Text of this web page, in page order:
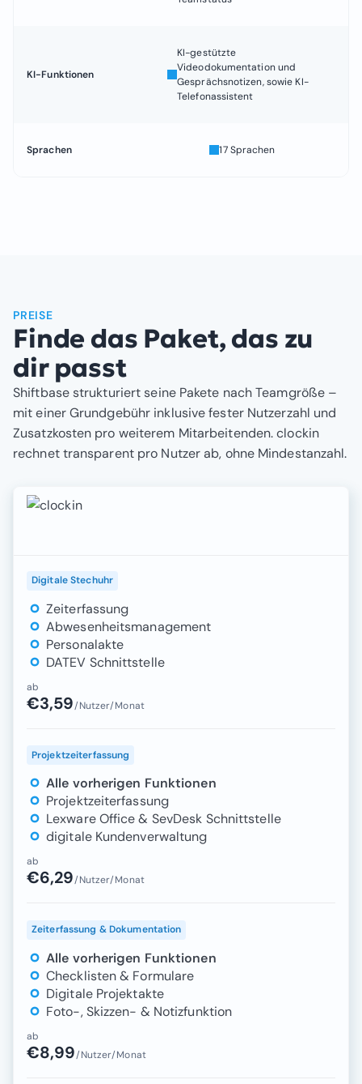
KI-Funktionen Ja
KI-gestützte
Videodokumentation und
Gesprächsnotizen, sowie KI-
Telefonassistent
Sprachen Ja
17 Sprachen
PREISE
Finde das Paket, das zu
dir passt
Shiftbase strukturiert seine Pakete nach Teamgröße –
mit einer Grundgebühr inklusive fester Nutzerzahl und
Zusatzkosten pro weiterem Mitarbeitenden. clockin
rechnet transparent pro Nutzer ab, ohne Mindestanzahl.
Preispakete clockin
Digitale Stechuhr
Zeiterfassung
Abwesenheitsmanagement
Personalakte
DATEV Schnittstelle
ab
€3,59/Nutzer/Monat
Projektzeiterfassung
Alle vorherigen Funktionen
Projektzeiterfassung
Lexware Office & SevDesk Schnittstelle
digitale Kundenverwaltung
ab
€6,29/Nutzer/Monat
Zeiterfassung & Dokumentation
Alle vorherigen Funktionen
Checklisten & Formulare
Digitale Projektakte
Foto-, Skizzen- & Notizfunktion
ab
€8,99/Nutzer/Monat